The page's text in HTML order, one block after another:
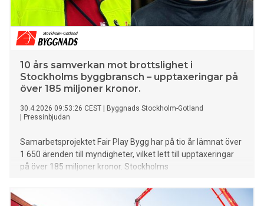
10 års samverkan mot brottslighet i
Stockholms byggbransch – upptaxeringar på
över 185 miljoner kronor.
30.4.2026 09:53:26 CEST
Byggnads Stockholm-Gotland
Pressinbjudan
Samarbetsprojektet Fair Play Bygg har på tio år lämnat över
1 650 ärenden till myndigheter, vilket lett till upptaxeringar
på över 185 miljoner kronor. Stockholms
bestämde sig för tio år sedan att gemensamt göra något åt
misstänkt brottslighet i Stockholms byggbransch, vilket